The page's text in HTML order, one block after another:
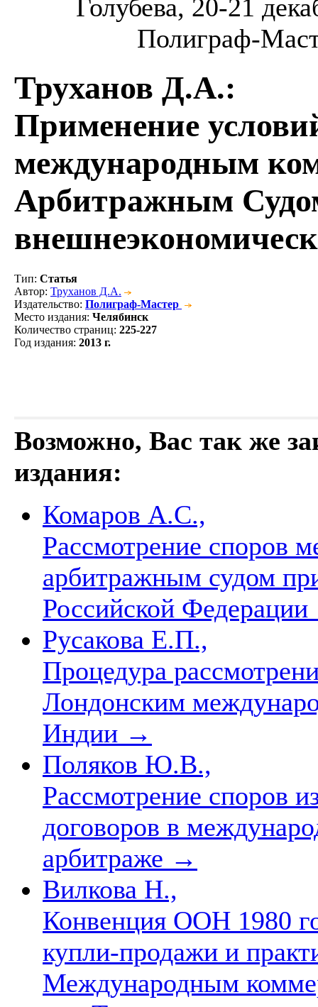
Голубева, 20-21
Полиграф-
Труханов Д.А.:
Применение
международным
Арбитражным
Тип: Статья
Автор: Труханов Д.А.
Издательство: Полиграф-Мастер
Место издания: Челябинск
Количество страниц: 225-227
Год издания: 2013 г.
Возможно, Вас так же
издания:
Комаров А.С.,
Рассмотрение споров
арбитражным судом
Российской Федерации
Русакова Е.П.,
Процедура
Лондонским
Индии →
Поляков Ю.В.,
Рассмотрение споров
договоров в
арбитраже →
Вилкова Н.,
Конвенция ООН 1980
купли-продажи и
Международным